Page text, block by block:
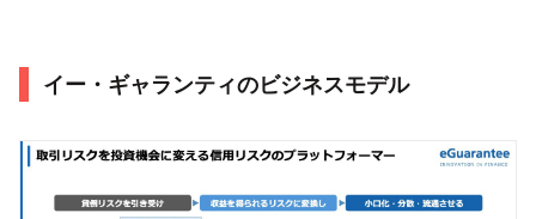
イー・ギャランティのビジネスモデル